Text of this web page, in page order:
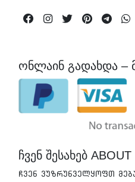
FacebookInstagramTwitterPinterest
ონლაინ გადახდა –
ჩვენ შესახებ ABOUT
ჩვენ ვუზრუნველყოფთ